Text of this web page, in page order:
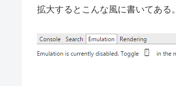
拡大するとこんな風に書いてある。